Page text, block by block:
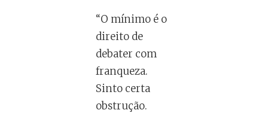
“O mínimo é o
direito de
debater com
franqueza.
Sinto certa
obstrução.